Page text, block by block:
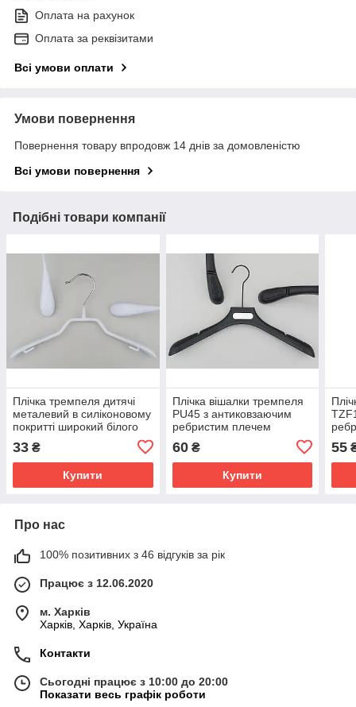
Оплата на рахунок
Оплата за реквізитами
Всі умови оплати
Умови повернення
Повернення товару впродовж 14 днів за домовленістю
Всі умови повернення
Подібні товари компанії
Плічка тремпеля дитячі
металевий в силіконовому
покритті широкий білого
33 ₴
Купити
Плічка вішалки тремпеля
PU45 з антиковзаючим
ребристим плечем
чорного кольору, довжина
45 см
60₴
Купити
55
Про нас
100% позитивних з 46 відгуків за рік
Працює з 12.06.2020
м. Харків
Харків, Харків, Україна
Контакти
Сьогодні працює з 10:00 до 20:00
Показати весь графік роботи